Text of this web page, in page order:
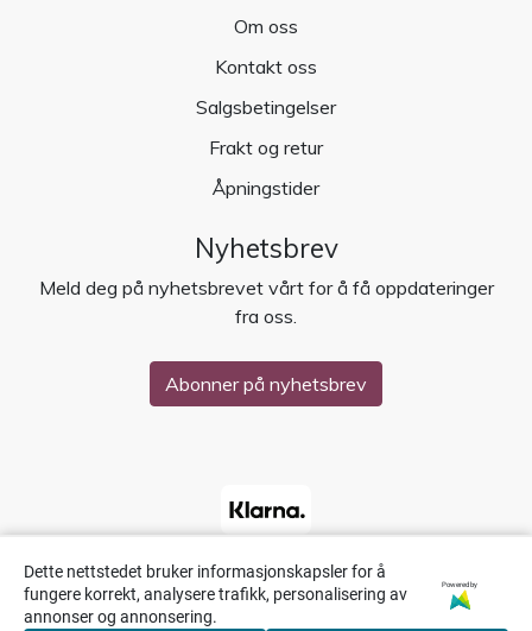
Dette nettstedet bruker informasjonskapsler for å
fungere korrekt, analysere trafikk, personalisering av
annonser og annonsering.
Powered by
Om oss
Kontakt oss
Salgsbetingelser
Frakt og retur
Åpningstider
Nyhetsbrev
Meld deg på nyhetsbrevet vårt for å få oppdateringer
fra oss.
Abonner på nyhetsbrev